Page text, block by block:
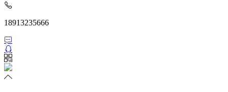
18913235666